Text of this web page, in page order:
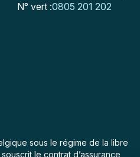
N° vert :0805 201 202
sous le régime de la libre
le contrat d’assurance